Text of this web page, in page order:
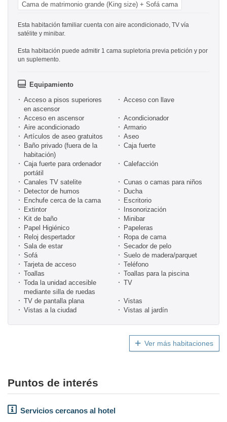
Cama de matrimonio grande (King size) + Sofá cama
Esta habitación familiar cuenta con aire acondicionado, TV vía
satélite y minibar.
Esta habitación puede admitir 1 cama supletoria previa petición y por
un suplemento.
Equipamiento
Acceso a pisos superiores
en ascensor
Acceso con llave
Acceso en ascensor
Acondicionador
Aire acondicionado
Armario
Artículos de aseo gratuitos
Aseo
Baño privado (fuera de la
habitación)
Caja fuerte
Caja fuerte para ordenador
portátil
Calefacción
Canales TV satelite
Cunas o camas para niños
Detector de humos
Ducha
Enchufe cerca de la cama
Escritorio
Extintor
Insonorización
Kit de baño
Minibar
Papel Higiénico
Papeleras
Reloj despertador
Ropa de cama
Sala de estar
Secador de pelo
Sofá
Suelo de madera/parquet
Tarjeta de acceso
Teléfono
Toallas
Toallas para la piscina
Toda la unidad accesible
mediante silla de ruedas
TV
TV de pantalla plana
Vistas
Vistas a la ciudad
Vistas al jardín
Ver más habitaciones
Puntos de interés
Servicios cercanos al hotel